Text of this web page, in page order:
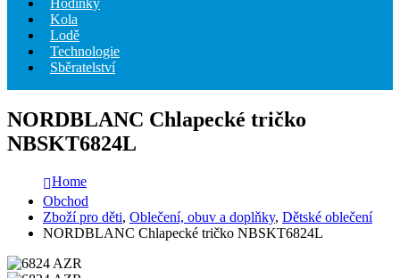
Hodinky
Kola
Lodě
Technologie
Sběratelství
NORDBLANC Chlapecké tričko
NBSKT6824L
Home
Obchod
Zboží pro děti, Oblečení, obuv a doplňky, Dětské oblečení
NORDBLANC Chlapecké tričko NBSKT6824L